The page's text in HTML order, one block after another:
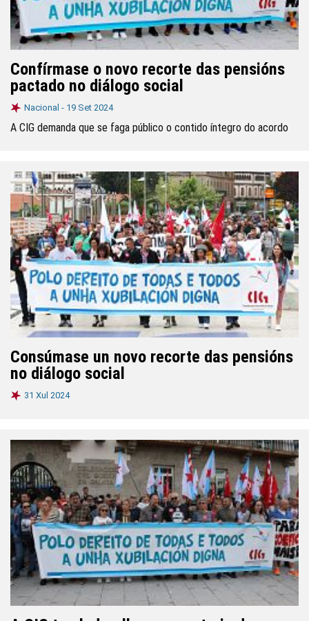
Confírmase o novo recorte das pensións
pactado no diálogo social
Nacional - 19 Set 2024
A CIG demanda que se faga público o contido íntegro do acordo
Consúmase un novo recorte das pensións
no diálogo social
31 Xul 2024